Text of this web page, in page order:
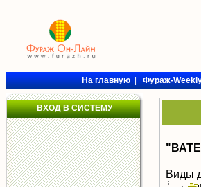
На главную|Фураж-
ВХОД В СИСТЕМУ
Виды